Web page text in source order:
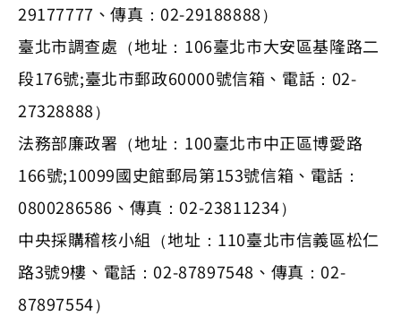
29177777、傳真：02-29188888）
臺北市調查處（地址：106臺北市大安區基隆路二
段176號;臺北市郵政60000號信箱、電話：02-
27328888）
法務部廉政署（地址：100臺北市中正區博愛路
166號;10099國史館郵局第153號信箱、電話：
0800286586、傳真：02-23811234）
中央採購稽核小組（地址：110臺北市信義區松仁
路3號9樓、電話：02-87897548、傳真：02-
87897554）